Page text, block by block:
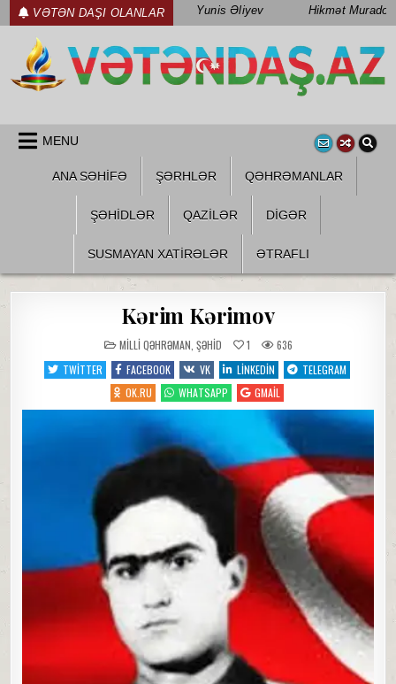
Skip
to
content
VƏTƏN DAŞI OLANLAR Yunis Əliyev Hikmət Muradov
MENU
ANA SƏHİFƏ ŞƏRHLƏR QƏHRƏMANLAR
ŞƏHIDLƏR QAZILƏR DIGƏR
SUSMAYAN XATİRƏLƏR ƏTRAFLI
Kərim Kərimov
POSTED
IN
MILLI QƏHRƏMAN ŞƏHID 1
636
TWITTER
FACEBOOK VK LINKEDIN
TELEGRAM
OK.RU
WHATSAPP GMAIL